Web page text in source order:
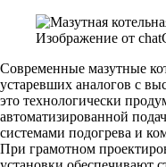
Изображение от
Современные мазутные
устаревших аналогов с
это технологически
автоматизированной
системами подогрева и
При грамотном